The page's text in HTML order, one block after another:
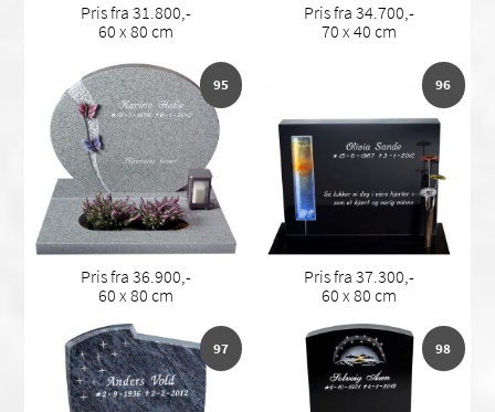
Pris fra 31.800,-
60 x 80 cm
Pris fra 34.700,-
70 x 40 cm
95
Pris fra 36.900,-
60 x 80 cm
96
Pris fra 37.300,-
60 x 80 cm
97 98